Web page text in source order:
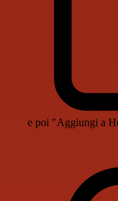
e poi "Aggiungi a